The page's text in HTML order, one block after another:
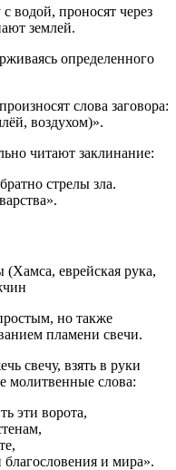
водой, проносят через
землей.
определенного
слова заговора:
воздухом)».
читают заклинание:
стрелы зла.
но также
пламени свечи.
свечу, взять в руки
молитвенные слова:
эти ворота,
благословения и мира».